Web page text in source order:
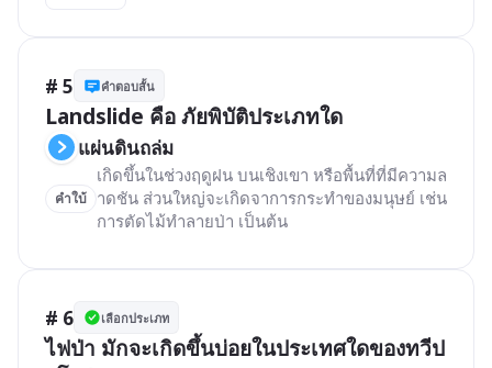
# 5 คำตอบสั้น
Landslide คือ ภัยพิบัติประเภทใด
แผ่นดินถล่ม
คำใบ้
เกิดขึ้นในช่วงฤดูฝน บนเชิงเขา หรือพื้นที่ที่มีความล
าดชัน ส่วนใหญ่จะเกิดจาการกระทำของมนุษย์ เช่น
การตัดไม้ทำลายป่า เป็นต้น
# 6 เลือกประเภท
ไฟป่า มักจะเกิดขึ้นบ่อยในประเทศใดของทวีป